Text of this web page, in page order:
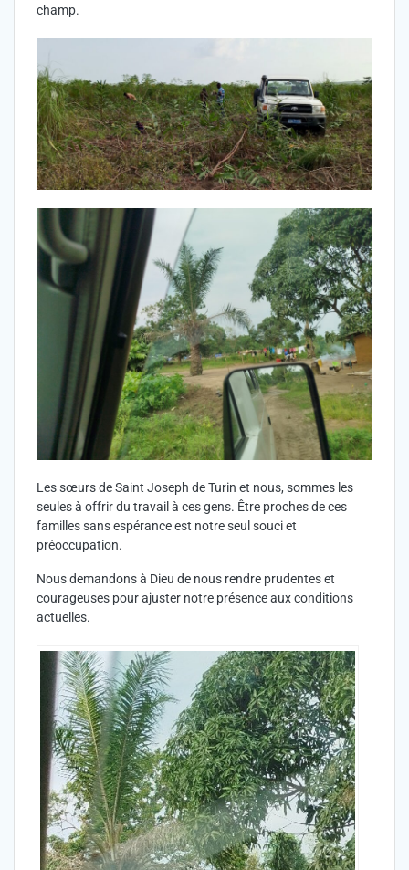
champ.
Les sœurs de Saint Joseph de Turin et nous, sommes les
seules à offrir du travail à ces gens. Être proches de ces
familles sans espérance est notre seul souci et
préoccupation.
Nous demandons à Dieu de nous rendre prudentes et
courageuses pour ajuster notre présence aux conditions
actuelles.